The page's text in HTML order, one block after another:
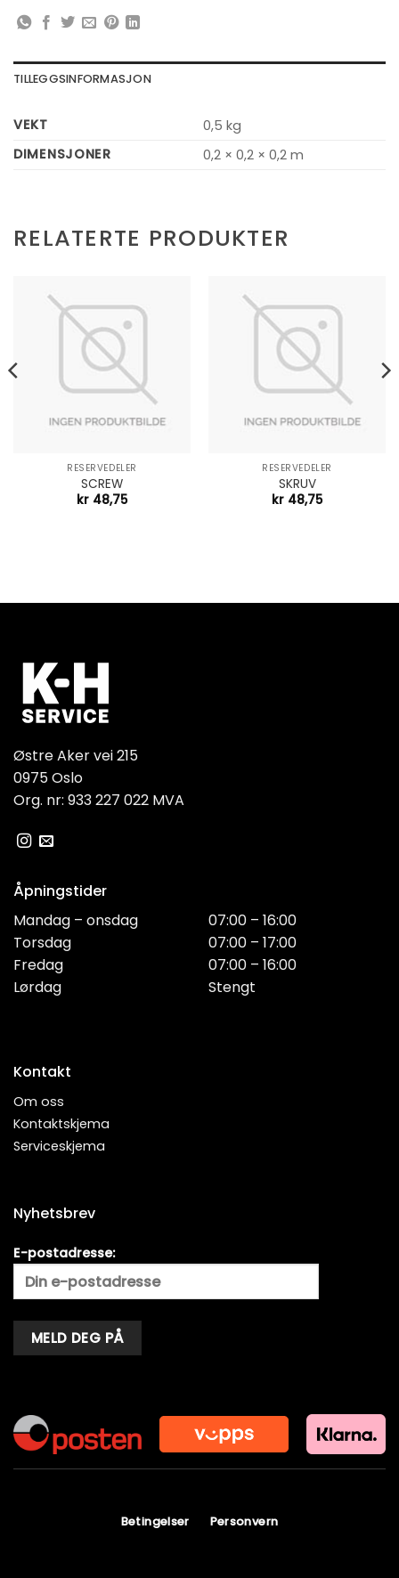
TILLEGGSINFORMASJON
VEKT
0,5 kg
DIMENSJONER
0,2 × 0,2 × 0,2 m
RELATERTE PRODUKTER
RESERVEDELER
SCREW
kr 48,75
RESERVEDELER
SKRUV
kr 48,75
Østre Aker vei 215
0975 Oslo
Org. nr: 933 227 022 MVA
Åpningstider
Mandag – onsdag
Torsdag
Fredag
Lørdag
07:00 – 16:00
07:00 – 17:00
07:00 – 16:00
Stengt
Kontakt
Om oss
Kontaktskjema
Serviceskjema
Nyhetsbrev
E-postadresse:
Betingelser Personvern